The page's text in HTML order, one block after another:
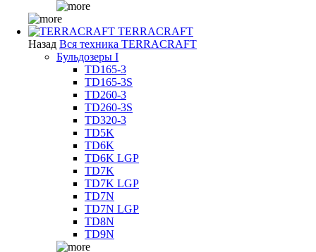
TERRACRAFT
Назад Вся техника TERRACRAFT
Бульдозеры I
TD165-3
TD165-3S
TD260-3
TD260-3S
TD320-3
TD5K
TD6K
TD6K LGP
TD7K
TD7K LGP
TD7N
TD7N LGP
TD8N
TD9N